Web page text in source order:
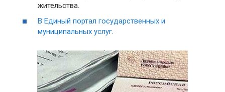
жительства.
В Единый портал государственных и
муниципальных услуг.